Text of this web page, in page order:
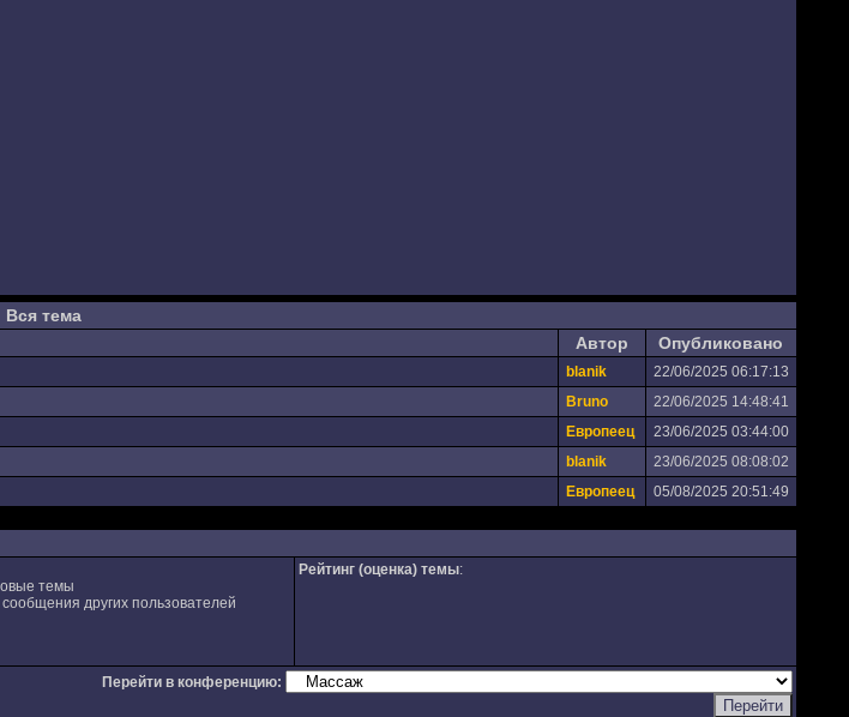
Вся тема
Автор Опубликовано
blanik
22/06/2025 06:17:13
Bruno
22/06/2025 14:48:41
Европеец
23/06/2025 03:44:00
blanik
23/06/2025 08:08:02
Европеец 05/08/2025 20:51:49
темы
других пользователей
Рейтинг (оценка) темы:
Перейти в конференцию: